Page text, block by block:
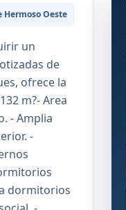
Hermoso Oeste
un
de
ofrece la
m?- Area
- Amplia
-
dormitorios